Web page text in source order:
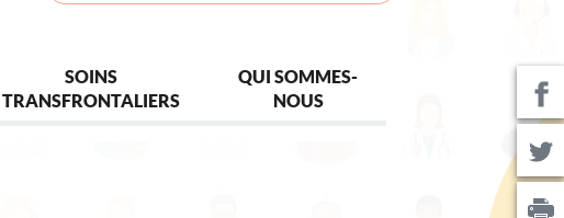
SOINS
TRANSFRONTALIERS
QUI SOMMES-
NOUS